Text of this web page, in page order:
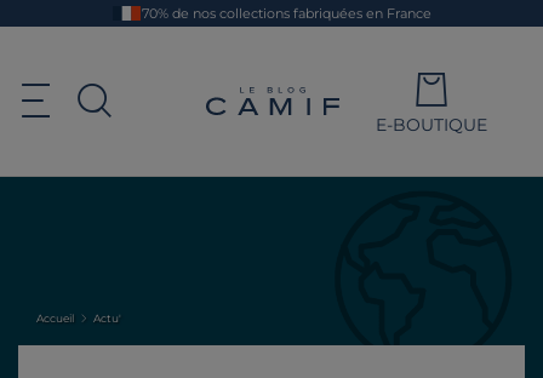
au
70% de nos collections fabriquées en France
Ouvrir le menu de navigation
Le blog Camif
E-BOUTIQUE
Accueil Actu'